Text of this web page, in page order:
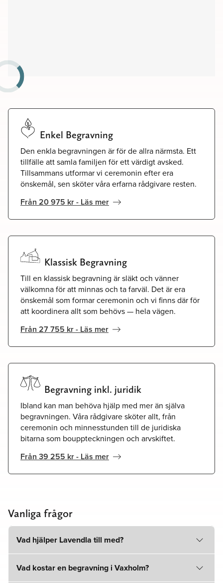
Enkel Begravning
Den enkla begravningen är för de allra närmsta. Ett
tillfälle att samla familjen för ett värdigt avsked.
Tillsammans utformar vi ceremonin efter era
önskemål, sen sköter våra erfarna rådgivare resten.
Från 20 975 kr - Läs mer
Klassisk Begravning
Till en klassisk begravning är släkt och vänner
välkomna för att minnas och ta farväl. Det är era
önskemål som formar ceremonin och vi finns där för
att koordinera allt som behövs — hela vägen.
Från 27 755 kr - Läs mer
Begravning inkl. juridik
Ibland kan man behöva hjälp med mer än själva
begravningen. Våra rådgivare sköter allt, från
ceremonin och minnesstunden till de juridiska
bitarna som bouppteckningen och arvskiftet.
Från 39 255 kr - Läs mer
Vanliga frågor
Vad hjälper Lavendla till med?
Vad kostar en begravning i Vaxholm?